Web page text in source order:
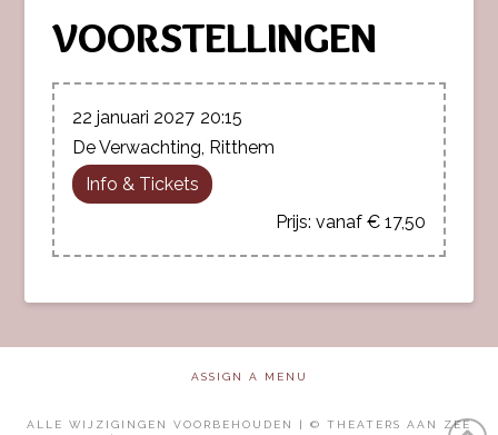
VOORSTELLINGEN
22 januari 2027 20:15
De Verwachting, Ritthem
Info & Tickets
vanaf € 17,50
ASSIGN A MENU
ALLE WIJZIGINGEN VOORBEHOUDEN | © THEATERS AAN ZEE